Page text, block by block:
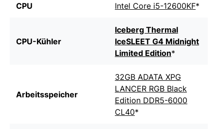
CPU Intel Core i5-12600KF*
CPU-Kühler
Iceberg Thermal
IceSLEET G4 Midnight
Limited Edition*
Arbeitsspeicher
32GB ADATA XPG
LANCER RGB Black
Edition DDR5-6000
CL40*